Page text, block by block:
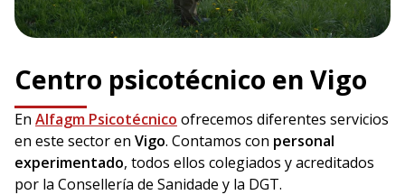
Centro psicotécnico en Vigo
En Alfagm Psicotécnico ofrecemos diferentes servicios
en este sector en Vigo. Contamos con personal
experimentado, todos ellos colegiados y acreditados
por la Consellería de Sanidade y la DGT.